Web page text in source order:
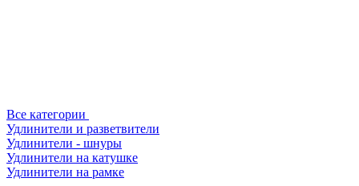
Все категории
Удлинители и разветвители
Удлинители - шнуры
Удлинители на катушке
Удлинители на рамке